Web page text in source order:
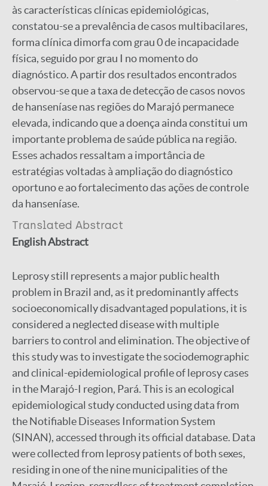
às características clínicas epidemiológicas,
constatou-se a prevalência de casos multibacilares,
forma clínica dimorfa com grau 0 de incapacidade
física, seguido por grau I no momento do
diagnóstico. A partir dos resultados encontrados
observou-se que a taxa de detecção de casos novos
de hanseníase nas regiões do Marajó permanece
elevada, indicando que a doença ainda constitui um
importante problema de saúde pública na região.
Esses achados ressaltam a importância de
estratégias voltadas à ampliação do diagnóstico
oportuno e ao fortalecimento das ações de controle
da hanseníase.
Translated Abstract
English Abstract
Leprosy still represents a major public health
problem in Brazil and, as it predominantly affects
socioeconomically disadvantaged populations, it is
considered a neglected disease with multiple
barriers to control and elimination. The objective of
this study was to investigate the sociodemographic
and clinical-epidemiological profile of leprosy cases
in the Marajó-I region, Pará. This is an ecological
epidemiological study conducted using data from
the Notifiable Diseases Information System
(SINAN), accessed through its official database. Data
were collected from leprosy patients of both sexes,
residing in one of the nine municipalities of the